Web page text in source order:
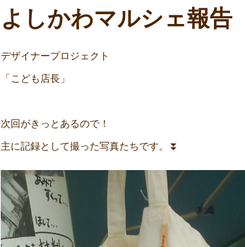
よしかわマルシェ報告
デザイナープロジェクト
「こども店長」
次回がきっとあるので！
主に記録として撮った写真たちです。⏬